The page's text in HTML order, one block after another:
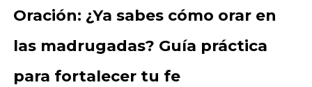
Oración: ¿Ya sabes cómo orar en
las madrugadas? Guía práctica
para fortalecer tu fe